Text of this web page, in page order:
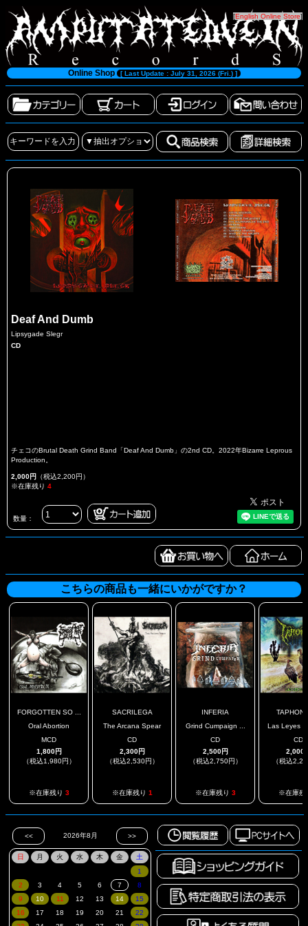
[English Online Store]
Online Shop [ Last Update : July 31, 2026 (Fri.) ]
Deaf And Dumb
Lipsygade Slegr
CD
チェコのBrutal Death Grind Band「Deaf And Dumb」の2nd CD。2022年Bizarre Leprous
Production。
2,000円 （税込2,200円）
※在庫残り 4
数量：
こちらの商品も一緒にいかがですか？
FORGOTTEN SO ...
Oral Abortion
MCD
1,800円
（税込1,980円）
※在庫残り 3
SACRILEGA
The Arcana Spear
CD
2,300円
（税込2,530円）
※在庫残り 1
INFERIA
Grind Cumpaign ...
CD
2,500円
（税込2,750円）
※在庫残り 3
Las Leyes
CD
2,000
（税込
※在庫残